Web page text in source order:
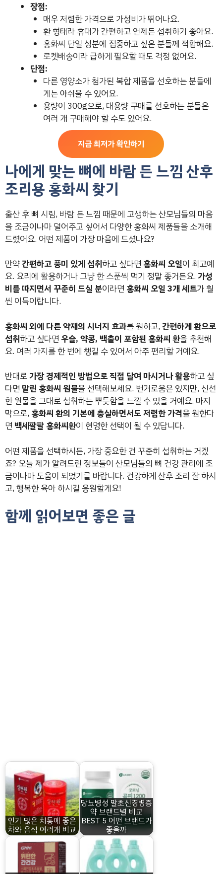
장점:
매우 저렴한 가격으로 가성비가 뛰어나요.
환 형태라 휴대가 간편하고 언제든 섭취하기 좋아요.
홍화씨 단일 성분에 집중하고 싶은 분들께 적합해요.
로켓배송이라 급하게 필요할 때도 걱정 없어요.
단점:
다른 영양소가 첨가된 복합 제품을 선호하는 분들에
게는 아쉬울 수 있어요.
용량이 300g으로, 대용량 구매를 선호하는 분들은
여러 개 구매해야 할 수도 있어요.
지금 최저가 확인하기
나에게 맞는 뼈에 바람 든 느낌 산후
조리용 홍화씨 찾기
출산 후 뼈 시림, 바람 든 느낌 때문에 고생하는 산모님들의 마음
을 조금이나마 덜어주고 싶어서 다양한 홍화씨 제품들을 소개해
드렸어요. 어떤 제품이 가장 마음에 드셨나요?
만약간편하고 풍미 있게 섭취하고 싶다면 홍화씨 오일이 최고예
요. 요리에 활용하거나 그냥 한 스푼씩 먹기 정말 좋거든요. 가성
비를 따지면서 꾸준히 드실 분이라면 홍화씨 오일 3개 세트가 훨
씬 이득이랍니다.
홍화씨 외에 다른 약재의 시너지 효과를 원하고, 간편하게 환으로
섭취하고 싶다면 우슬, 약콩, 백출이 포함된 홍화씨 환을 추천해
요. 여러 가지를 한 번에 챙길 수 있어서 아주 편리할 거예요.
반대로 가장 경제적인 방법으로 직접 달여 마시거나 활용하고 싶
다면 말린 홍화씨 원물을 선택해보세요. 번거로움은 있지만, 신선
한 원물을 그대로 섭취하는 뿌듯함을 느낄 수 있을 거예요. 마지
막으로, 홍화씨 환의 기본에 충실하면서도 저렴한 가격을 원한다
면 백세팔팔 홍화씨환이 현명한 선택이 될 수 있답니다.
어떤 제품을 선택하시든, 가장 중요한 건 꾸준히 섭취하는 거겠
죠? 오늘 제가 알려드린 정보들이 산모님들의 뼈 건강 관리에 조
금이나마 도움이 되었기를 바랍니다. 건강하게 산후 조리 잘 하시
고, 행복한 육아 하시길 응원할게요!
함께 읽어보면 좋은 글
인기 많은 치통에 좋은
차와 음식 여러개 비교
당뇨병성 말초신경병증
약 브랜드별 비교
BEST 5 어떤 브랜드가
좋을까